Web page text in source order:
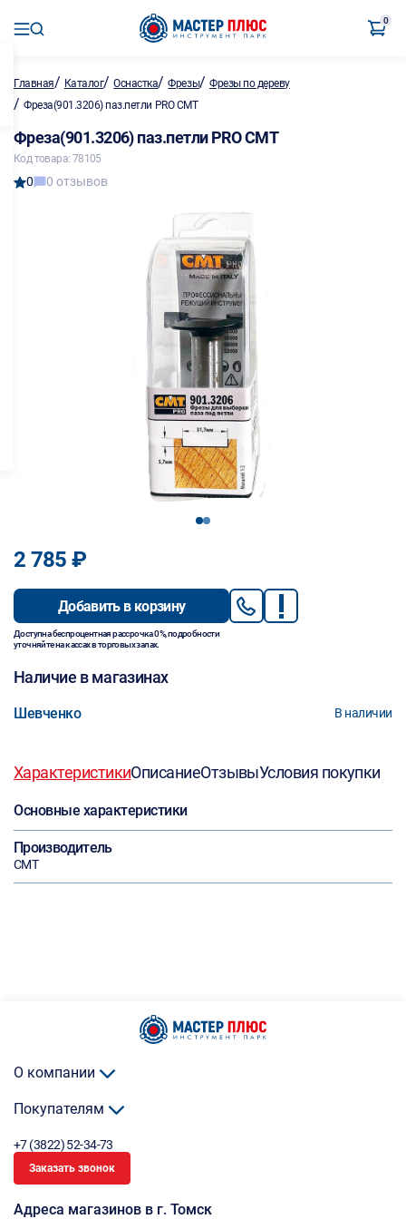
0
Главная/ Каталог/Оснастка/Фрезы/Фрезы по дереву
/ Фреза(901.3206) паз.петли PRO CMT
Фреза(901.3206) паз.петли PRO CMT
Код товара: 78105
0 0 отзывов
12
2 785 ₽
Добавить в корзину
Доступна беспроцентная рассрочка 0%, подробности
уточняйте на кассах в торговых залах.
Наличие в магазинах
Шевченко В наличии
ХарактеристикиОписаниеОтзывыУсловия покупки
Основные характеристики
Производитель
СМТ
О компании
Покупателям
+7 (3822) 52-34-73
Заказать звонок
Адреса магазинов в г. Томск